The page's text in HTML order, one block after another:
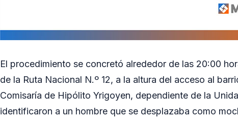
El procedimiento se concretó alrededor de las 20:00
de la Ruta Nacional N.º 12, a la altura del acceso al
Comisaría de Hipólito Yrigoyen, dependiente de la
identificaron a un hombre que se desplazaba como